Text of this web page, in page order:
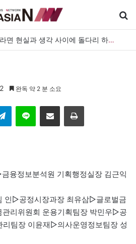
“사람을 위한 생각이라면 현실과 생각 사이에 돌다리 하나는 놓아야 하지 않을까”
완독 약 2 분 소요
Telegram 이메일
융정보분석원 기획행정실장 김근익
인▷공정시장과장 최유삼▷글로벌금
리위원회 운용기획팀장 박민우▷공
리팀장 이윤재▷의사운영정보팀장 성